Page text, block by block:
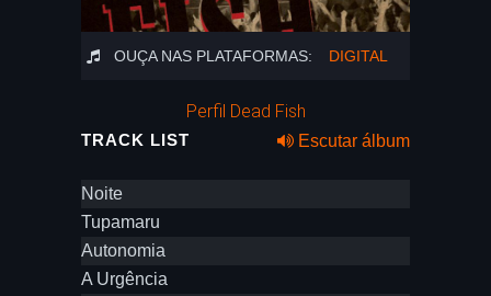
OUÇA NAS PLATAFORMAS: DIGITAL
Perfil Dead Fish
TRACK LIST Escutar álbum
Noite
Tupamaru
Autonomia
A Urgência